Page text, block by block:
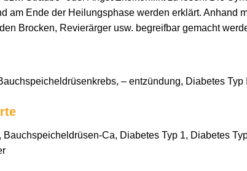
am Ende der Heilungsphase werden erklärt.
Brocken, Revierärger usw. begreifbar gemacht
– entzündung, Diabetes
Bauchspeicheldrüsen-Ca, Diabetes Typ 1, Diabetes